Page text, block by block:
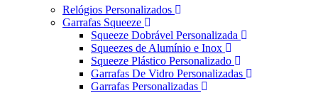
Relógios Personalizados
Garrafas Squeeze
Squeeze Dobrável Personalizada
Squeezes de Alumínio e Inox
Squeeze Plástico Personalizado
Garrafas De Vidro Personalizadas
Garrafas Personalizadas